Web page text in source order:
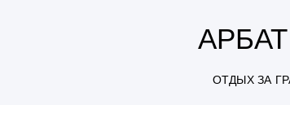
ОТДЫХ ЗА